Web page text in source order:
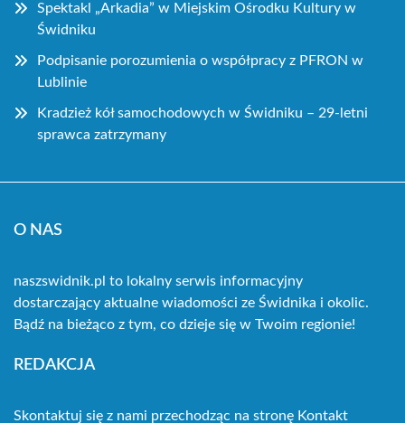
Spektakl „Arkadia” w Miejskim Ośrodku Kultury w
Świdniku
Podpisanie porozumienia o współpracy z PFRON w
Lublinie
Kradzież kół samochodowych w Świdniku – 29-letni
sprawca zatrzymany
O NAS
naszswidnik.pl to lokalny serwis informacyjny
dostarczający aktualne wiadomości ze Świdnika i okolic.
Bądź na bieżąco z tym, co dzieje się w Twoim regionie!
REDAKCJA
Skontaktuj się z nami przechodząc na stronę Kontakt